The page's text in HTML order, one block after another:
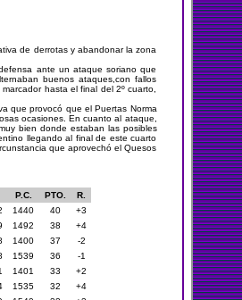
de derrotas y abandonar la zona
ante un ataque soriano que
buenos ataques,con fallos
hasta el final del 2º cuarto,
que provocó que el Puertas Norma
ocasiones. En cuanto al ataque,
bien donde estaban las posibles
llegando al final de este cuarto
que aprovechó el Quesos
P.C. PTO.
R.
1440 40
+3
1492 38
+4
1400 37
-2
1539 36
-1
1401 33
+2
1535 32
+4